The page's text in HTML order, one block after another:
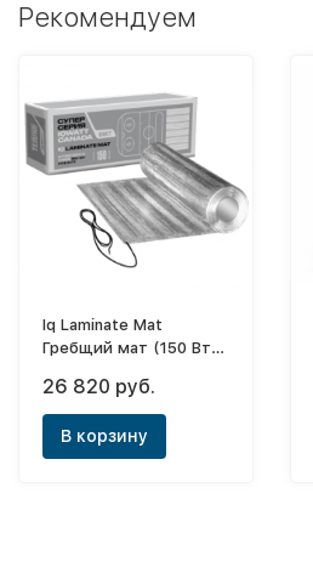
Рекомендуем
Iq Laminate Mat
Гребщий мат (150 Вт/
26 820 руб.
В корзину